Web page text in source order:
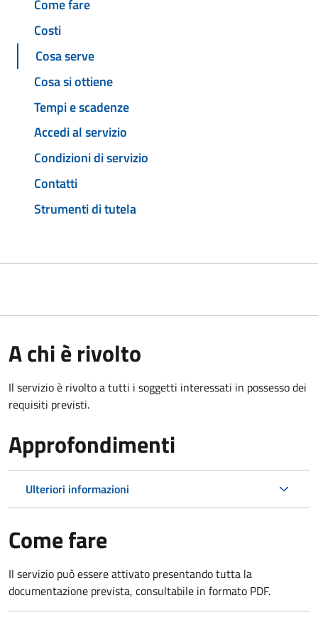
Come fare
Costi
Cosa serve
Cosa si ottiene
Tempi e scadenze
Accedi al servizio
Condizioni di servizio
Contatti
Strumenti di tutela
A chi è rivolto
Il servizio è rivolto a tutti i soggetti interessati in possesso dei
requisiti previsti.
Approfondimenti
Ulteriori informazioni
Come fare
Il servizio può essere attivato presentando tutta la
documentazione prevista, consultabile in formato PDF.